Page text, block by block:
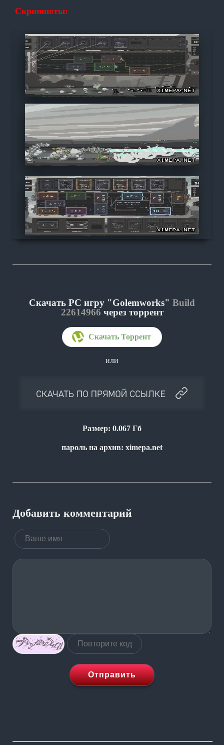
Скриншоты:
Скачать PC игру "Golemworks" Build
22614966 через торрент
или
Размер: 0.067 Гб
пароль на архив: ximepa.net
Добавить комментарий
Отправить